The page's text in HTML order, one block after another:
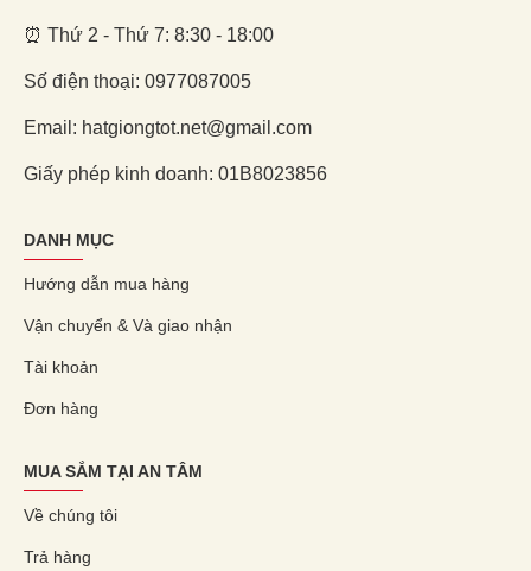
⏰ Thứ 2 - Thứ 7: 8:30 - 18:00
Số điện thoại: 0977087005
Email: hatgiongtot.net@gmail.com
Giấy phép kinh doanh: 01B8023856
DANH MỤC
Hướng dẫn mua hàng
Vận chuyển & Và giao nhận
Tài khoản
Đơn hàng
MUA SẮM TẠI AN TÂM
Về chúng tôi
Trả hàng